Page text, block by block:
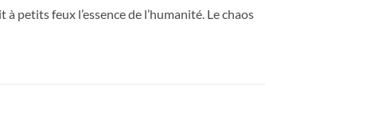
petits feux l’essence de l’humanité. Le chaos